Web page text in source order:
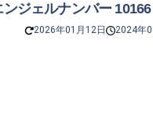
ンジェルナンバー
2026年01月12日 2024年